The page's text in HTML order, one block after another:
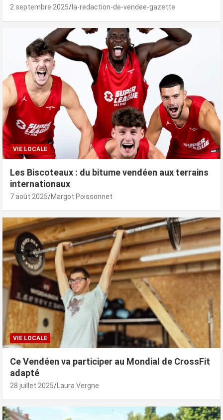
2 septembre 2025 la-redaction-de-vendee-gazette
VIE LOCALE
Les Biscoteaux : du bitume vendéen aux terrains
internationaux
7 août 2025 Margot Poissonnet
VIE LOCALE
Ce Vendéen va participer au Mondial de CrossFit
adapté
28 juillet 2025 Laura Vergne